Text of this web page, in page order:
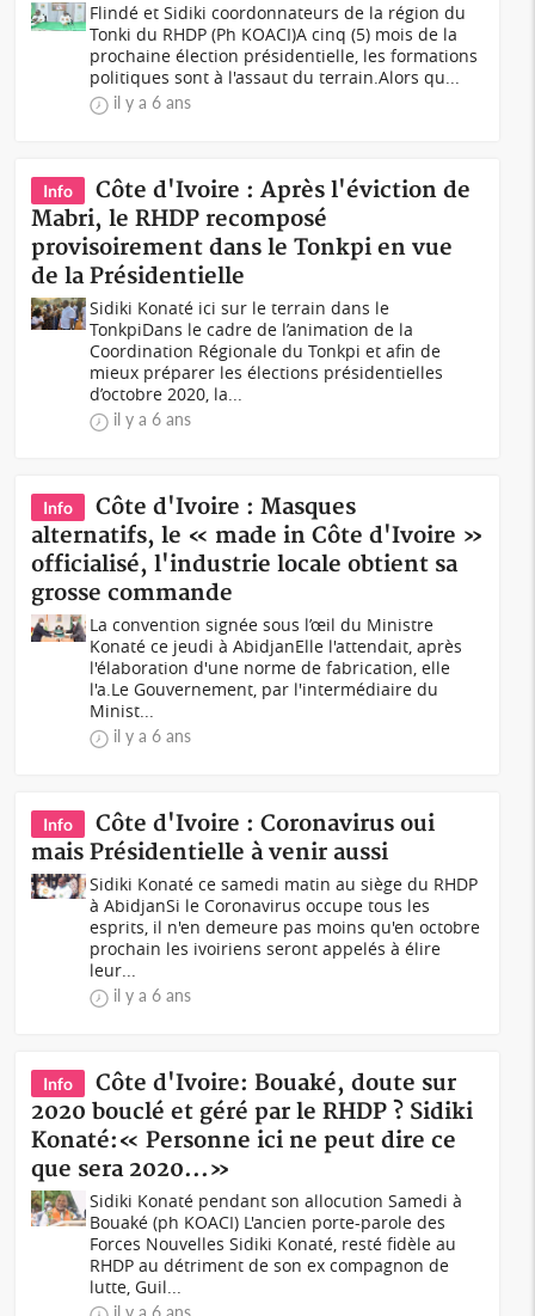
Flindé et Sidiki coordonnateurs de la région du
Tonki du RHDP (Ph KOACI)A cinq (5) mois de la
prochaine élection présidentielle, les formations
politiques sont à l'assaut du terrain.Alors qu...
il y a 6 ans
Info
Côte d'Ivoire : Après l'éviction de
Mabri, le RHDP recomposé
provisoirement dans le Tonkpi en vue
de la Présidentielle
Sidiki Konaté ici sur le terrain dans le
TonkpiDans le cadre de l’animation de la
Coordination Régionale du Tonkpi et afin de
mieux préparer les élections présidentielles
d’octobre 2020, la...
il y a 6 ans
Info
Côte d'Ivoire : Masques
alternatifs, le « made in Côte d'Ivoire »
officialisé, l'industrie locale obtient sa
grosse commande
La convention signée sous l’œil du Ministre
Konaté ce jeudi à AbidjanElle l'attendait, après
l'élaboration d'une norme de fabrication, elle
l'a.Le Gouvernement, par l'intermédiaire du
Minist...
il y a 6 ans
Info
Côte d'Ivoire : Coronavirus oui
mais Présidentielle à venir aussi
Sidiki Konaté ce samedi matin au siège du RHDP
à AbidjanSi le Coronavirus occupe tous les
esprits, il n'en demeure pas moins qu'en octobre
prochain les ivoiriens seront appelés à élire
leur...
il y a 6 ans
Info
Côte d'Ivoire: Bouaké, doute sur
2020 bouclé et géré par le RHDP ? Sidiki
Konaté:« Personne ici ne peut dire ce
que sera 2020...»
Sidiki Konaté pendant son allocution Samedi à
Bouaké (ph KOACI) L'ancien porte-parole des
Forces Nouvelles Sidiki Konaté, resté fidèle au
RHDP au détriment de son ex compagnon de
lutte, Guil...
il y a 6 ans